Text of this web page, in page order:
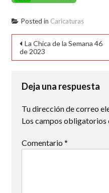
Posted in Caricaturas
Navegación
de
entradas
La Chica de la Semana 46
de 2023
Deja una respuesta
Tu dirección de correo
Los campos obligatorios
Comentario *